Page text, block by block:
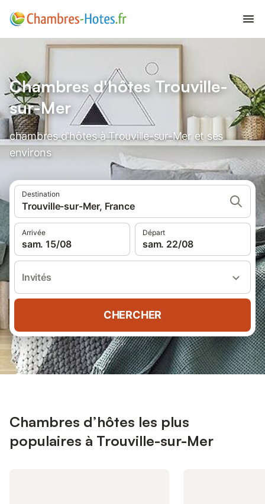
Chambres d'hôtes Trouville-
sur-Mer
chambres d'hôtes à Trouville-sur-Mer et ses
environs
Destination
Trouville-sur-Mer, France
Arrivée
sam. 15/08
Départ
sam. 22/08
Invités
CHERCHER
Chambres d’hôtes les plus
populaires à Trouville-sur-Mer